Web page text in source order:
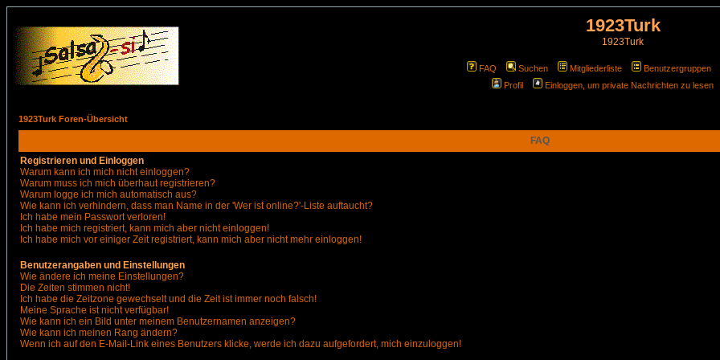
1923Turk
1923Turk
FAQ Suchen Mitgliederliste Benutzergruppen
Profil
Einloggen, um private Nachrichten zu lesen
1923Turk Foren-Übersicht
FAQ
Registrieren und Einloggen
Warum kann ich mich nicht einloggen?
Warum muss ich mich überhaut registrieren?
Warum logge ich mich automatisch aus?
Wie kann ich verhindern, dass man Name in der 'Wer ist online?'-Liste auftaucht?
Ich habe mein Passwort verloren!
Ich habe mich registriert, kann mich aber nicht einloggen!
Ich habe mich vor einiger Zeit registriert, kann mich aber nicht mehr einloggen!
Benutzerangaben und Einstellungen
Wie ändere ich meine Einstellungen?
Die Zeiten stimmen nicht!
Ich habe die Zeitzone gewechselt und die Zeit ist immer noch falsch!
Meine Sprache ist nicht verfügbar!
Wie kann ich ein Bild unter meinem Benutzernamen anzeigen?
Wie kann ich meinen Rang ändern?
Wenn ich auf den E-Mail-Link eines Benutzers klicke, werde ich dazu aufgefordert, mich einzuloggen!